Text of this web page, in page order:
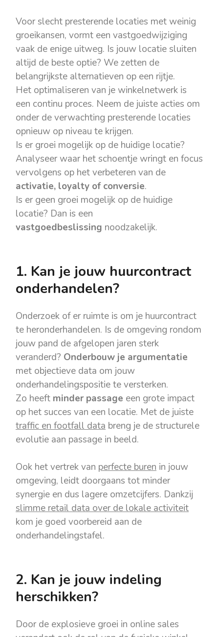
Voor slecht presterende locaties met weinig
groeikansen, vormt een vastgoedwijziging
vaak de enige uitweg. Is jouw locatie sluiten
altijd de beste optie? We zetten de
belangrijkste alternatieven op een rijtje.
Het optimaliseren van je winkelnetwerk is
een continu proces. Neem de juiste acties om
onder de verwachting presterende locaties
opnieuw op niveau te krijgen.
Is er groei mogelijk op de huidige locatie?
Analyseer waar het schoentje wringt en focus
vervolgens op het verbeteren van de
activatie, loyalty of conversie.
Is er geen groei mogelijk op de huidige
locatie? Dan is een
vastgoedbeslissing noodzakelijk.
1. Kan je jouw huurcontract
onderhandelen?
Onderzoek of er ruimte is om je huurcontract
te heronderhandelen. Is de omgeving rondom
jouw pand de afgelopen jaren sterk
veranderd? Onderbouw je argumentatie
met objectieve data om jouw
onderhandelingspositie te versterken.
Zo heeft minder passage een grote impact
op het succes van een locatie. Met de juiste
traffic en footfall data breng je de structurele
evolutie aan passage in beeld.
Ook het vertrek van perfecte buren in jouw
omgeving, leidt doorgaans tot minder
synergie en dus lagere omzetcijfers. Dankzij
slimme retail data over de lokale activiteit
kom je goed voorbereid aan de
onderhandelingstafel.
2. Kan je jouw indeling
herschikken?
Door de explosieve groei in online sales